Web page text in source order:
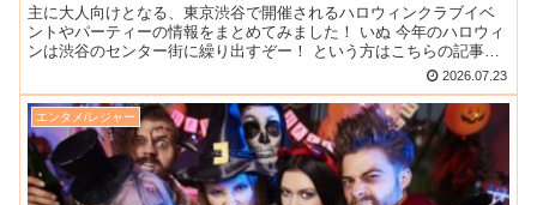
主に大人向けとなる、東京渋谷で開催されるハロウィンクラブイベ
ントやパーティーの情報をまとめてみました！ いぬ 今年のハロウィ
ンは渋谷のセンター街に繰り出すぞー！ という方はこちらの記事を
見て渋谷ハロウィン（通称シブハロ！）を楽しむプランを立...2026.07.23
エンタメ/レジャー